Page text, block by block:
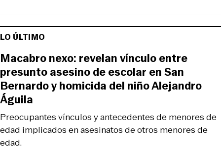
LO ÚLTIMO
Preocupantes vínculos y antecedentes de menores de
edad implicados en asesinatos de otros menores de
edad.
Macabro nexo: revelan vínculo entre
presunto asesino de escolar en San
Bernardo y homicida del niño Alejandro
Águila